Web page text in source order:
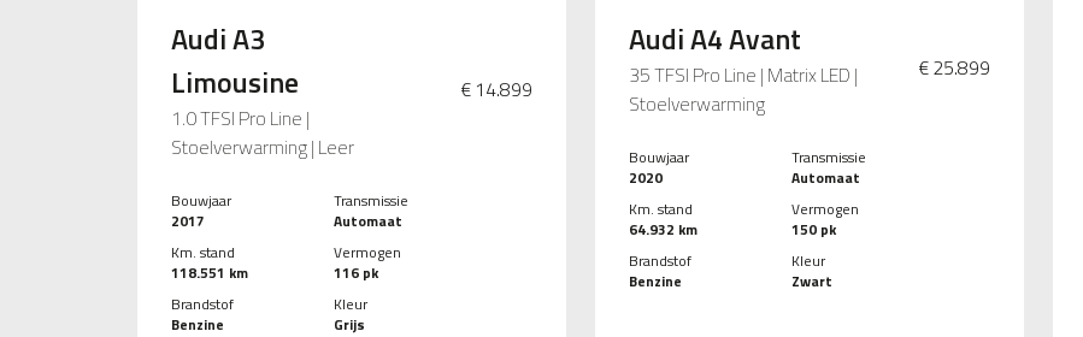
Audi A3
Limousine
1.0 TFSI Pro Line |
Stoelverwarming | Leer
€ 14.899
Bouwjaar
2017
Km. stand
118.551 km
Brandstof
Benzine
Transmissie
Automaat
Vermogen
116 pk
Kleur
Grijs
Audi A4 Avant
35 TFSI Pro Line | Matrix LED |
Stoelverwarming
€ 25.899
Bouwjaar
2020
Km. stand
64.932 km
Brandstof
Benzine
Transmissie
Automaat
Vermogen
150 pk
Kleur
Zwart